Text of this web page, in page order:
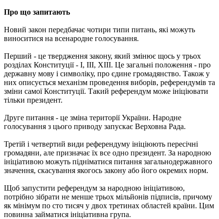
Про що запитають
Новий закон передбачає чотири типи питань, які можуть
виноситися на всенародне голосування.
Перший - це твердження закону, який змінює щось у трьох
розділах Конституції - I, III, XIII. Це загальні положення - про
державну мову і символіку, про єдине громадянство. Також у
них описується механізм проведення виборів, референдумів та
зміни самої Конституції. Такий референдум може ініціювати
тільки президент.
Друге питання - це зміна території України. Народне
голосування з цього приводу запускає Верховна Рада.
Третій і четвертий види референдуму ініціюють пересічні
громадяни, але призначає їх все одно президент. За народною
ініціативою можуть підніматися питання загальнодержавного
значення, скасування якогось закону або його окремих норм.
Щоб запустити референдум за народною ініціативою,
потрібно зібрати не менше трьох мільйонів підписів, причому
як мінімум по сто тисяч у двох третинах областей країни. Цим
повинна займатися ініціативна група.